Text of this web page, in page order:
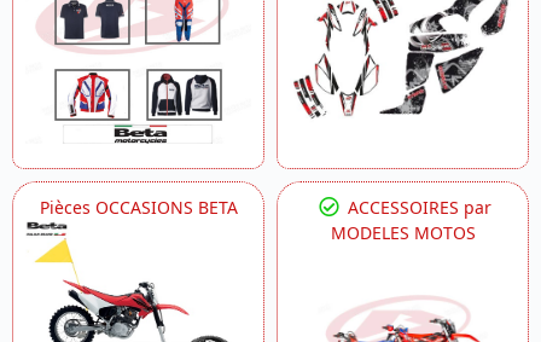
Pièces OCCASIONS BETA
ACCESSOIRES par
MODELES MOTOS